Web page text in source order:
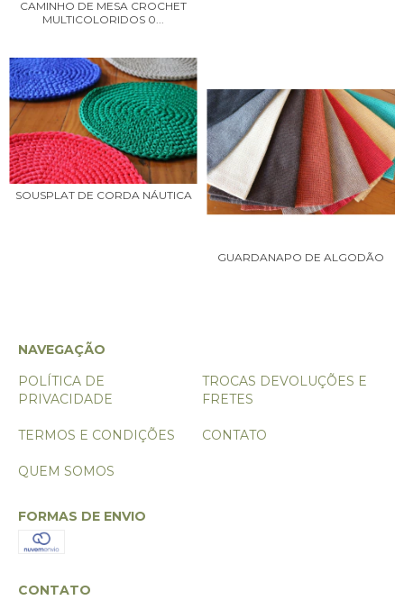
CAMINHO DE MESA CROCHET
MULTICOLORIDOS 0...
SOUSPLAT DE CORDA NÁUTICA
GUARDANAPO DE ALGODÃO
NAVEGAÇÃO
POLÍTICA DE
PRIVACIDADE
TROCAS DEVOLUÇÕES E
FRETES
TERMOS E CONDIÇÕES CONTATO
QUEM SOMOS
FORMAS DE ENVIO
CONTATO